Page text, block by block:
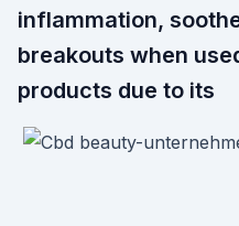
inflammation,
breakouts when
products due to its